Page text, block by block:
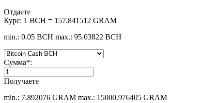
Отдаете
Курс: 1 BCH = 157.841512 GRAM
min.: 0.05 BCH max.: 95.03822 BCH
Сумма*:
Получаете
min.: 7.892076 GRAM max.: 15000.976405 GRAM